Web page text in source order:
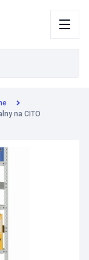
na CITO